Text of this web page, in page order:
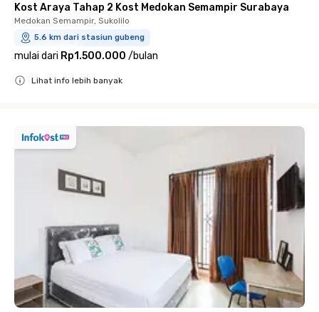
Kost Araya Tahap 2 Kost Medokan Semampir Surabaya
Medokan Semampir, Sukolilo
5.6 km dari stasiun gubeng
mulai dari Rp1.500.000 /bulan
Lihat info lebih banyak